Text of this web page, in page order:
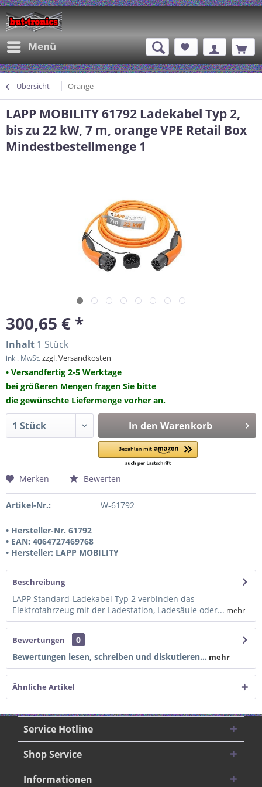
Menü
Übersicht Orange
LAPP MOBILITY 61792 Ladekabel Typ 2,
bis zu 22 kW, 7 m, orange VPE Retail Box
Mindestbestellmenge 1
300,65 € *
Inhalt 1 Stück
inkl. MwSt.zzgl. Versandkosten
• Versandfertig 2-5 Werktage
bei größeren Mengen fragen Sie bitte
die gewünschte Liefermenge vorher an.
In den Warenkorb
Merken Bewerten
Artikel-Nr.: W-61792
• Hersteller-Nr. 61792
• EAN: 4064727469768
• Hersteller: LAPP MOBILITY
Beschreibung
LAPP Standard-Ladekabel Typ 2 verbinden das
Elektrofahrzeug mit der Ladestation, Ladesäule oder... mehr
Bewertungen
0
Bewertungen lesen, schreiben und diskutieren... mehr
Ähnliche Artikel
Service Hotline
Shop Service
Informationen